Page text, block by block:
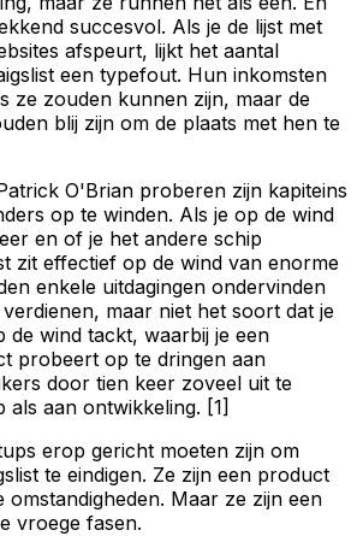
succesvol. Als je de lijst met
afspeurt, lijkt het aantal
een typefout. Hun inkomsten
ze zouden kunnen zijn, maar de
blij zijn om de plaats met hen te
O'Brian proberen zijn kapiteins
op te winden. Als je op de wind
en of je het andere schip
zit effectief op de wind van enorme
enkele uitdagingen ondervinden
maar niet het soort dat je
de wind tackt, waarbij je een
probeert op te dringen aan
door tien keer zoveel uit te
als aan ontwikkeling. [1]
erop gericht moeten zijn om
te eindigen. Ze zijn een product
omstandigheden. Maar ze zijn een
vroege fasen.